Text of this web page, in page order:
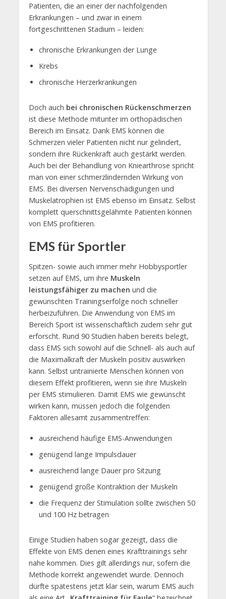
Patienten, die an einer der nachfolgenden
Erkrankungen – und zwar in einem
fortgeschrittenen Stadium – leiden:
chronische Erkrankungen der Lunge
Krebs
chronische Herzerkrankungen
Doch auch bei chronischen Rückenschmerzen
ist diese Methode mitunter im orthopädischen
Bereich im Einsatz. Dank EMS können die
Schmerzen vieler Patienten nicht nur gelindert,
sondern ihre Rückenkraft auch gestärkt werden.
Auch bei der Behandlung von Kniearthrose spricht
man von einer schmerzlindernden Wirkung von
EMS. Bei diversen Nervenschädigungen und
Muskelatrophien ist EMS ebenso im Einsatz. Selbst
komplett querschnittsgelähmte Patienten können
von EMS profitieren.
EMS für Sportler
Spitzen- sowie auch immer mehr Hobbysportler
setzen auf EMS, um ihre Muskeln
leistungsfähiger zu machen und die
gewünschten Trainingserfolge noch schneller
herbeizuführen. Die Anwendung von EMS im
Bereich Sport ist wissenschaftlich zudem sehr gut
erforscht. Rund 90 Studien haben bereits belegt,
dass EMS sich sowohl auf die Schnell- als auch auf
die Maximalkraft der Muskeln positiv auswirken
kann. Selbst untrainierte Menschen können von
diesem Effekt profitieren, wenn sie ihre Muskeln
per EMS stimulieren. Damit EMS wie gewünscht
wirken kann, müssen jedoch die folgenden
Faktoren allesamt zusammentreffen:
ausreichend häufige EMS-Anwendungen
genügend lange Impulsdauer
ausreichend lange Dauer pro Sitzung
genügend große Kontraktion der Muskeln
die Frequenz der Stimulation sollte zwischen 50
und 100 Hz betragen
Einige Studien haben sogar gezeigt, dass die
Effekte von EMS denen eines Krafttrainings sehr
nahe kommen. Dies gilt allerdings nur, sofern die
Methode korrekt angewendet wurde. Dennoch
dürfte spätestens jetzt klar sein, warum EMS auch